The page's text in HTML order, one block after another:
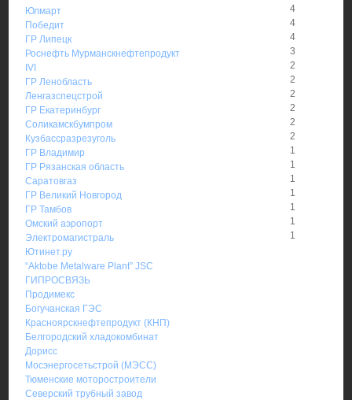
Юлмарт
4
Победит
4
ГР Липецк
4
Роснефть Мурманскнефтепродукт
3
IVI
2
ГР Ленобласть
2
Ленгазспецстрой
2
ГР Екатеринбург
2
Соликамскбумпром
2
Кузбассразрезуголь
2
ГР Владимир
1
ГР Рязанская область
1
Саратовгаз
1
ГР Великий Новгород
1
ГР Тамбов
1
Омский аэропорт
1
Электромагистраль
1
Ютинет.ру
“Aktobe Metalware Plant” JSC
ГИПРОСВЯЗЬ
Продимекс
Богучанская ГЭС
Красноярскнефтепродукт (КНП)
Белгородский хладокомбинат
Дорисс
Мосэнергосетьстрой (МЭСС)
Тюменские моторостроители
Северский трубный завод